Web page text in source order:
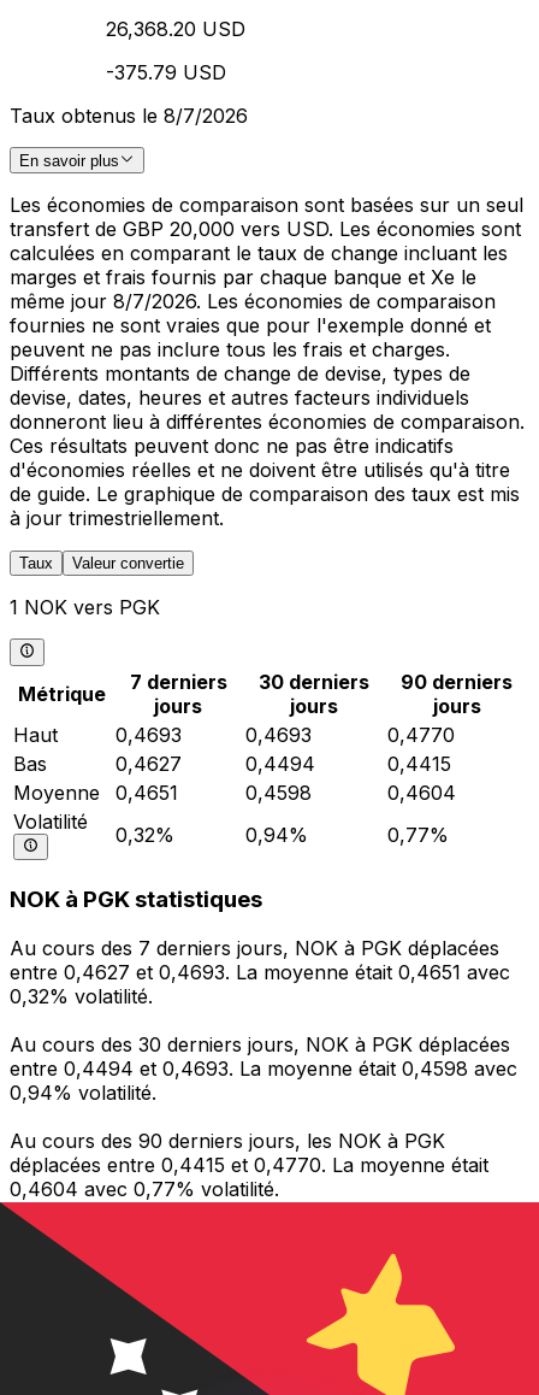
26,368.20 USD
-375.79 USD
Taux obtenus le 8/7/2026
En savoir plus
Les économies de comparaison sont basées sur un seul
transfert de GBP 20,000 vers USD. Les économies sont
calculées en comparant le taux de change incluant les
marges et frais fournis par chaque banque et Xe le
même jour 8/7/2026. Les économies de comparaison
fournies ne sont vraies que pour l'exemple donné et
peuvent ne pas inclure tous les frais et charges.
Différents montants de change de devise, types de
devise, dates, heures et autres facteurs individuels
donneront lieu à différentes économies de comparaison.
Ces résultats peuvent donc ne pas être indicatifs
d'économies réelles et ne doivent être utilisés qu'à titre
de guide. Le graphique de comparaison des taux est mis
à jour trimestriellement.
Taux Valeur convertie
1 NOK vers PGK
Métrique
7 derniers
jours
30 derniers
jours
90 derniers
jours
Haut
0,4693 0,4693
0,4770
Bas
0,4627 0,4494
0,4415
Moyenne
0,4651 0,4598
0,4604
Volatilité
0,32% 0,94% 0,77%
NOK à PGK statistiques
Au cours des 7 derniers jours, NOK à PGK déplacées
entre 0,4627 et 0,4693. La moyenne était 0,4651 avec
0,32% volatilité.
Au cours des 30 derniers jours, NOK à PGK déplacées
entre 0,4494 et 0,4693. La moyenne était 0,4598 avec
0,94% volatilité.
Au cours des 90 derniers jours, les NOK à PGK
déplacées entre 0,4415 et 0,4770. La moyenne était
0,4604 avec 0,77% volatilité.
Envoyer de l’argent
Gérez votre argent et vos devises lorsque vous
êtes en déplacement
L'application Xe réunit toutes les fonctionnalités
nécessaires pour vos transferts d'argent internationaux